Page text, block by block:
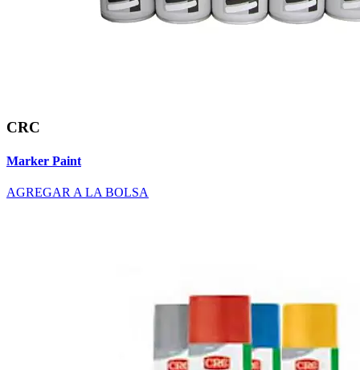
CRC
Marker Paint
AGREGAR A LA BOLSA